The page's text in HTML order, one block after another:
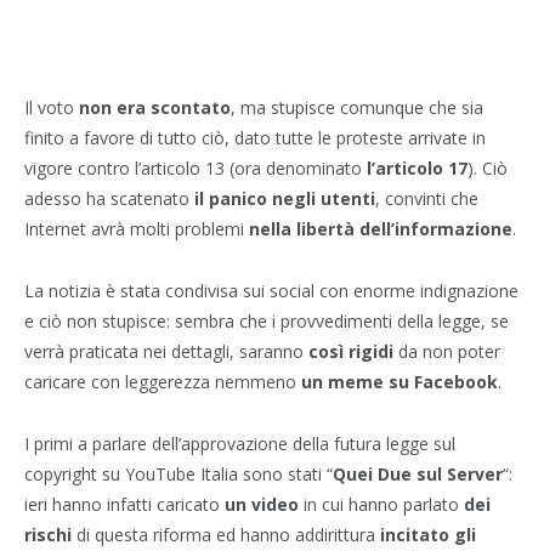
Il voto non era scontato, ma stupisce comunque che sia
finito a favore di tutto ciò, dato tutte le proteste arrivate in
vigore contro l’articolo 13 (ora denominato l’articolo 17). Ciò
adesso ha scatenato il panico negli utenti, convinti che
Internet avrà molti problemi nella libertà dell’informazione.
La notizia è stata condivisa sui social con enorme indignazione
e ciò non stupisce: sembra che i provvedimenti della legge, se
verrà praticata nei dettagli, saranno così rigidi da non poter
caricare con leggerezza nemmeno un meme su Facebook.
I primi a parlare dell’approvazione della futura legge sul
copyright su YouTube Italia sono stati “Quei Due sul Server“:
ieri hanno infatti caricato un video in cui hanno parlato dei
rischi di questa riforma ed hanno addirittura incitato gli